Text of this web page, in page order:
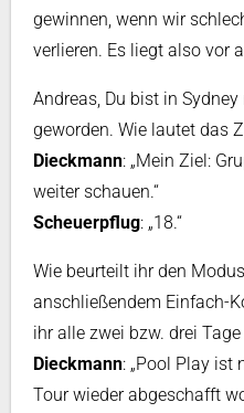
gewinnen, wenn wir
verlieren. Es liegt also vor
Andreas, Du bist in
geworden. Wie lautet das
Dieckmann: „Mein Ziel:
weiter schauen.“
Scheuerpflug: „18.“
Wie beurteilt ihr den
anschließendem Einfach-
ihr alle zwei bzw. drei
Dieckmann: „Pool Play ist
Tour wieder abgeschafft